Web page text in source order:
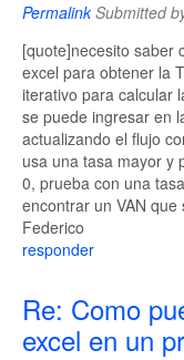
PermalinkSubmitted
[quote]necesito saber
excel para obtener la
iterativo para calcular
se puede ingresar en
actualizando el flujo
usa una tasa mayor y
0, prueba con una
encontrar un VAN
Federico
responder
Re: Como
excel en un